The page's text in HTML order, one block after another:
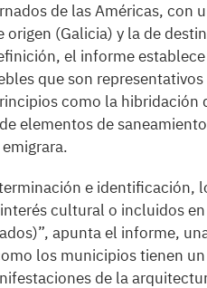
de las Américas, con
(Galicia) y la de
el informe
que son
como la hibridación
elementos de
e identificación,
cultural o incluidos
apunta el informe,
los municipios tienen
de la